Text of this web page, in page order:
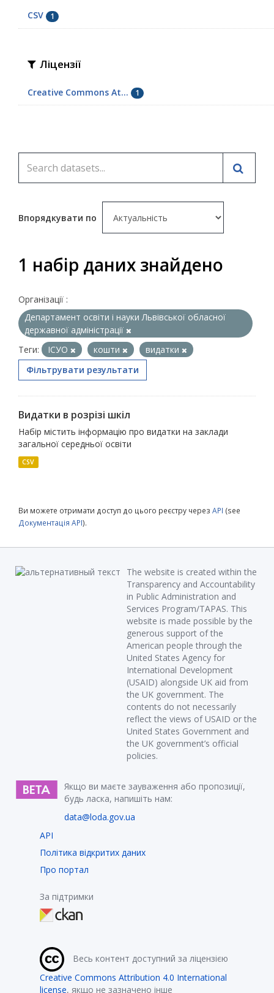
CSV 1
Ліцензії
Creative Commons At... 1
Впорядкувати по
1 набір даних знайдено
Організації :
Департамент освіти і науки Львівської обласної
державної адміністрації
Теги:
ІСУО кошти
видатки
Фільтрувати результати
Видатки в розрізі шкіл
Набір містить інформацію про видатки на заклади
загальної середньої освіти
CSV
Ви можете отримати доступ до цього реєстру через API (see
Документація API).
The website is created within the
Transparency and Accountability
in Public Administration and
Services Program/TAPAS. This
website is made possible by the
generous support of the
American people through the
United States Agency for
International Development
(USAID) alongside UK aid from
the UK government. The
contents do not necessarily
reflect the views of USAID or the
United States Government and
the UK government’s official
policies.
Якщо ви маєте зауваження або пропозиції,
будь ласка, напишіть нам:
data@loda.gov.ua
API
Політика відкритих даних
Про портал
За підтримки
Весь контент доступний за ліцензією
Creative Commons Attribution 4.0 International
license, якщо не зазначено інше